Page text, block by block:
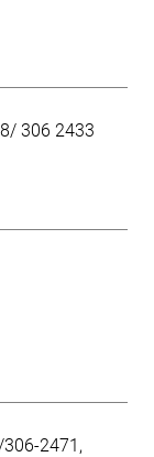
306 2433
2471